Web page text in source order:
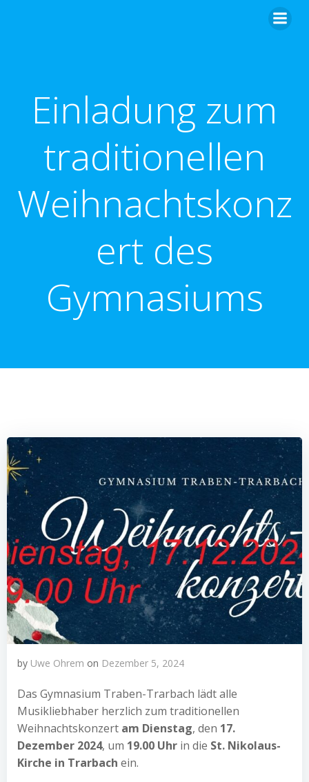
Einladung zum
traditionellen
Weihnachtskonz
ert des
Gymnasiums
by Uwe Ohrem on Dezember 5, 2024
Das Gymnasium Traben-Trarbach lädt alle
Musikliebhaber herzlich zum traditionellen
Weihnachtskonzert am Dienstag, den 17.
Dezember 2024, um 19.00 Uhr in die St. Nikolaus-
Kirche in Trarbach ein.